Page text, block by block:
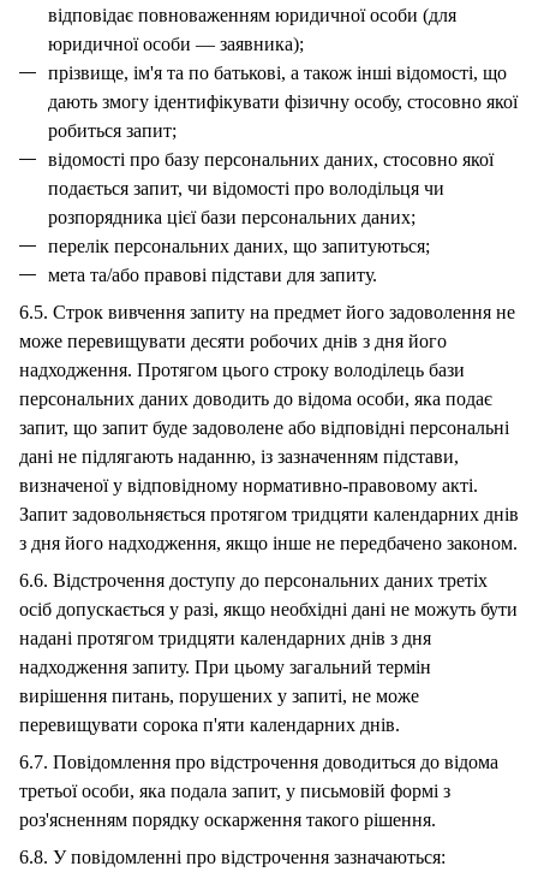
відповідає повноваженням юридичної особи (для
юридичної особи — заявника);
прізвище, ім'я та по батькові, а також інші відомості, що
дають змогу ідентифікувати фізичну особу, стосовно якої
робиться запит;
відомості про базу персональних даних, стосовно якої
подається запит, чи відомості про володільця чи
розпорядника цієї бази персональних даних;
перелік персональних даних, що запитуються;
мета та/або правові підстави для запиту.
6.5. Строк вивчення запиту на предмет його задоволення не
може перевищувати десяти робочих днів з дня його
надходження. Протягом цього строку володілець бази
персональних даних доводить до відома особи, яка подає
запит, що запит буде задоволене або відповідні персональні
дані не підлягають наданню, із зазначенням підстави,
визначеної у відповідному нормативно-правовому акті.
Запит задовольняється протягом тридцяти календарних днів
з дня його надходження, якщо інше не передбачено законом.
6.6. Відстрочення доступу до персональних даних третіх
осіб допускається у разі, якщо необхідні дані не можуть бути
надані протягом тридцяти календарних днів з дня
надходження запиту. При цьому загальний термін
вирішення питань, порушених у запиті, не може
перевищувати сорока п'яти календарних днів.
6.7. Повідомлення про відстрочення доводиться до відома
третьої особи, яка подала запит, у письмовій формі з
роз'ясненням порядку оскарження такого рішення.
6.8. У повідомленні про відстрочення зазначаються: